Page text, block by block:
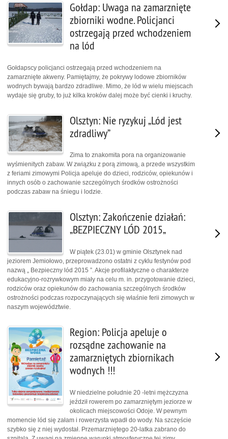
Gołdap: Uwaga na zamarznięte
zbiorniki wodne. Policjanci
ostrzegają przed wchodzeniem
na lód
Gołdapscy policjanci ostrzegają przed wchodzeniem na
zamarznięte akweny. Pamiętajmy, że pokrywy lodowe zbiorników
wodnych bywają bardzo zdradliwe. Mimo, że lód w wielu miejscach
wydaje się gruby, to już kilka kroków dalej może być cienki i kruchy.
Olsztyn: Nie ryzykuj „Lód jest
zdradliwy”
Zima to znakomita pora na organizowanie
wyśmienitych zabaw. W związku z porą zimową, a przede wszystkim
z feriami zimowymi Policja apeluje do dzieci, rodziców, opiekunów i
innych osób o zachowanie szczególnych środków ostrożności
podczas zabaw na śniegu i lodzie.
Olsztyn: Zakończenie działań:
„BEZPIECZNY LÓD 2015„
W piątek (23.01) w gminie Olsztynek nad
jeziorem Jemiołowo, przeprowadzono ostatni z cyklu festynów pod
nazwą „ Bezpieczny lód 2015 ”. Akcje profilaktyczne o charakterze
edukacyjno-rozrywkowym miały na celu m. in. przygotowanie dzieci,
rodziców oraz opiekunów do zachowania szczególnych środków
ostrożności podczas rozpoczynających się właśnie ferii zimowych w
naszym województwie.
Region: Policja apeluje o
rozsądne zachowanie na
zamarzniętych zbiornikach
wodnych !!!
W niedzielne południe 20 -letni mężczyzna
jeździł rowerem po zamarzniętym jeziorze w
okolicach miejscowości Odoje. W pewnym
momencie lód się załam i rowerzysta wpadł do wody. Na szczęście
szybko się z niej wydostał. Przemarzniętego 20-latka zabrano do